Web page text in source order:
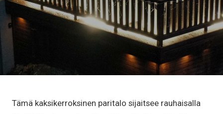
Tämä kaksikerroksinen paritalo sijaitsee rauhaisalla